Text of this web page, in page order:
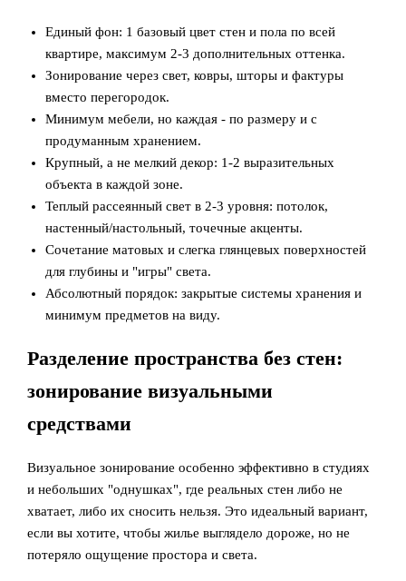
Единый фон: 1 базовый цвет стен и пола по всей
квартире, максимум 2-3 дополнительных оттенка.
Зонирование через свет, ковры, шторы и фактуры
вместо перегородок.
Минимум мебели, но каждая - по размеру и с
продуманным хранением.
Крупный, а не мелкий декор: 1-2 выразительных
объекта в каждой зоне.
Теплый рассеянный свет в 2-3 уровня: потолок,
настенный/настольный, точечные акценты.
Сочетание матовых и слегка глянцевых поверхностей
для глубины и "игры" света.
Абсолютный порядок: закрытые системы хранения и
минимум предметов на виду.
Разделение пространства без стен:
зонирование визуальными
средствами
Визуальное зонирование особенно эффективно в студиях
и небольших "однушках", где реальных стен либо не
хватает, либо их сносить нельзя. Это идеальный вариант,
если вы хотите, чтобы жилье выглядело дороже, но не
потеряло ощущение простора и света.